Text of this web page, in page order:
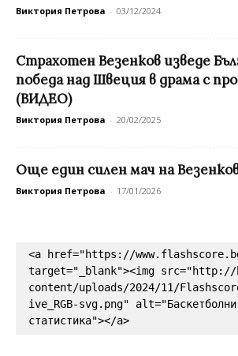
Виктория Петрова - 03/12/2024
Страхотен Везенков изведе
победа над Швеция в драма с
(ВИДЕО)
Виктория Петрова - 20/02/2025
Още един силен мач на
Виктория Петрова - 17/01/2026
<a href="https://
target="_blank"><img
content/uploads/2024/11/
ive_RGB-svg.png"
статистика"></a>